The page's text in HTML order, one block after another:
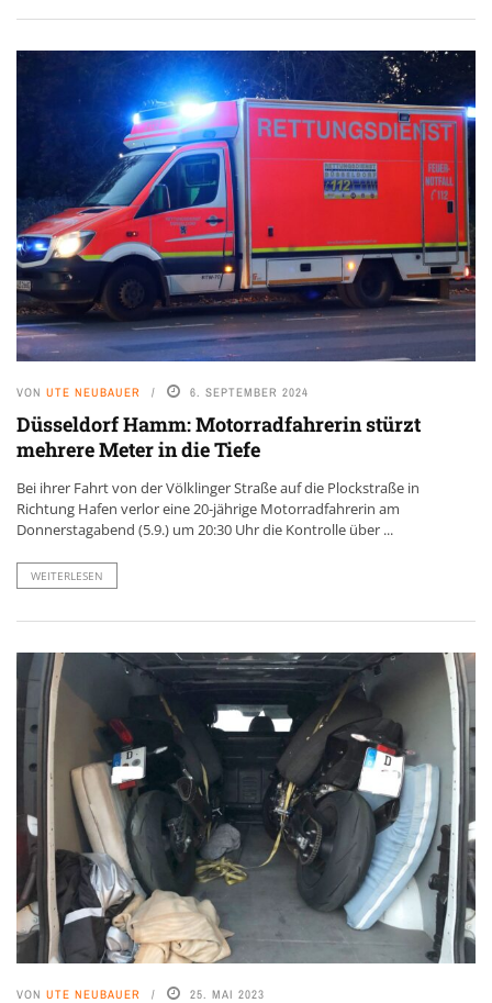
VON UTE NEUBAUER 6. SEPTEMBER 2024
Düsseldorf Hamm: Motorradfahrerin stürzt
mehrere Meter in die Tiefe
Bei ihrer Fahrt von der Völklinger Straße auf die Plockstraße in
Richtung Hafen verlor eine 20-jährige Motorradfahrerin am
Donnerstagabend (5.9.) um 20:30 Uhr die Kontrolle über ...
WEITERLESEN
VON UTE NEUBAUER 25. MAI 2023